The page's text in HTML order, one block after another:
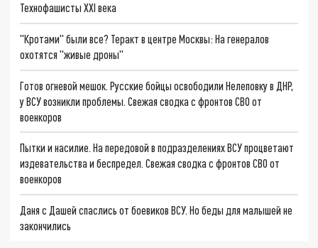
Технофашисты XXI века
"Кротами" были все? Теракт в центре Москвы: На генералов
охотятся "живые дроны"
Готов огневой мешок. Русские бойцы освободили Нелеповку в ДНР,
у ВСУ возникли проблемы. Свежая сводка с фронтов СВО от
военкоров
Пытки и насилие. На передовой в подразделениях ВСУ процветают
издевательства и беспредел. Свежая сводка с фронтов СВО от
военкоров
Даня с Дашей спаслись от боевиков ВСУ. Но беды для малышей не
закончились